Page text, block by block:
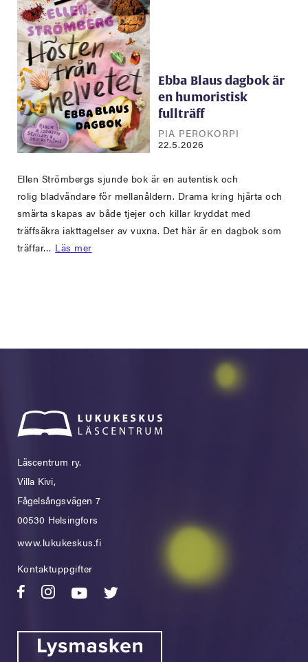
Ebba Blaus dagbok är
en humoristisk
fullträff
PIA PEROKORPI
22.5.2026
Ellen Strömbergs sjunde bok är en autentisk och
rolig bladvändare för mellanåldern. Drama kring hjärta och
smärta skapas av både tjejer och killar kryddat med
träffsäkra iakttagelser av vuxna. Det här är en dagbok som
träffar… Läs mer
Läscentrum ry.
Villa Kivi,
Fågelsångsvägen 7
00530 Helsingfors
www.lukukeskus.fi
Kontaktuppgifter